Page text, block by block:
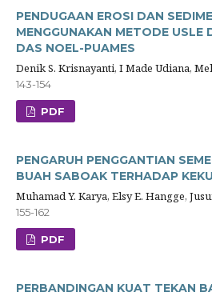
PENDUGAAN EROSI DAN
MENGGUNAKAN METODE USLE
DAS NOEL-PUAMES
Denik S. Krisnayanti, I Made Udiana,
143-154
PDF
PENGARUH PENGGANTIAN
BUAH SABOAK TERHADAP
Muhamad Y. Karya, Elsy E. Hangge,
155-162
PDF
PERBANDINGAN KUAT TEKAN